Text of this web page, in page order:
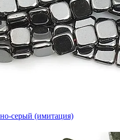
серый (имитация)